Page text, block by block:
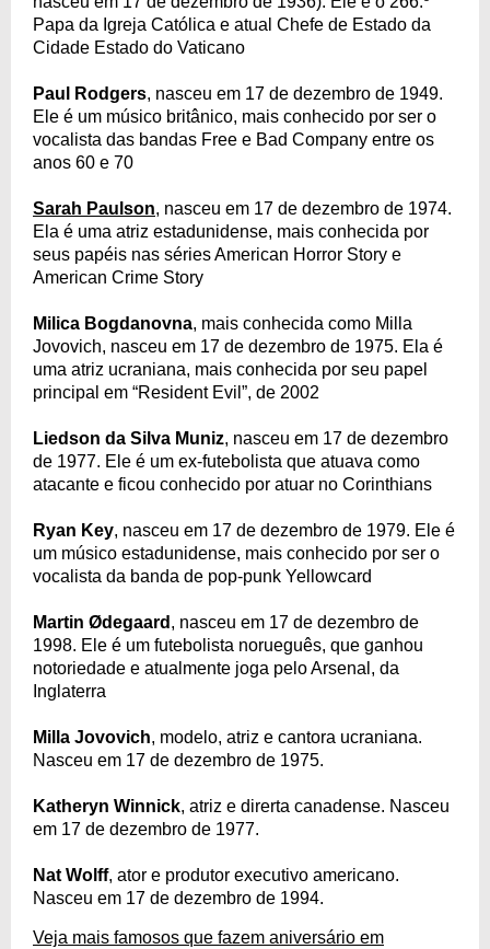
Papa da Igreja Católica e atual Chefe de Estado da
Cidade Estado do Vaticano
Paul Rodgers, nasceu em 17 de dezembro de 1949.
Ele é um músico britânico, mais conhecido por ser o
vocalista das bandas Free e Bad Company entre os
anos 60 e 70
Sarah Paulson, nasceu em 17 de dezembro de 1974.
Ela é uma atriz estadunidense, mais conhecida por
seus papéis nas séries American Horror Story e
American Crime Story
Milica Bogdanovna, mais conhecida como Milla
Jovovich, nasceu em 17 de dezembro de 1975. Ela é
uma atriz ucraniana, mais conhecida por seu papel
principal em “Resident Evil”, de 2002
Liedson da Silva Muniz, nasceu em 17 de dezembro
de 1977. Ele é um ex-futebolista que atuava como
atacante e ficou conhecido por atuar no Corinthians
Ryan Key, nasceu em 17 de dezembro de 1979. Ele é
um músico estadunidense, mais conhecido por ser o
vocalista da banda de pop-punk Yellowcard
Martin Ødegaard , nasceu em 17 de dezembro de
1998. Ele é um futebolista norueguês, que ganhou
notoriedade e atualmente joga pelo Arsenal, da
Inglaterra
Milla Jovovich, modelo, atriz e cantora ucraniana.
Nasceu em 17 de dezembro de 1975.
Katheryn Winnick, atriz e direrta canadense. Nasceu
em 17 de dezembro de 1977.
Nat Wolff, ator e produtor executivo americano.
Nasceu em 17 de dezembro de 1994.
Veja mais famosos que fazem aniversário em